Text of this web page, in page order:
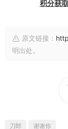
积分获取
原文链接：
明出处。
刀郎 谢谢你